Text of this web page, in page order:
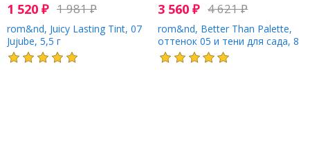
1 520 ₽ 1 981₽
rom&nd, Juicy Lasting Tint, 07
Jujube, 5,5 г
3 560₽ 4 621₽
rom&nd, Better Than Palette,
оттенок 05 и тени для сада, 8
г